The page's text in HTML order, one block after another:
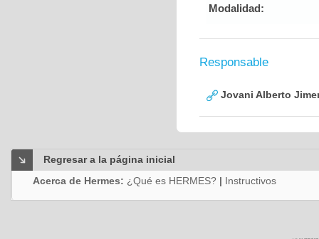
Modalidad:
Responsable
Jovani Alberto
Regresar a la página inicial
Acerca de Hermes: ¿Qué es HERMES? | Instructivos